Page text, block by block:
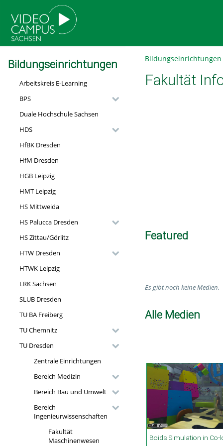
Bildungseinrichtungen
Arbeitskreis E-Learning
BPS
Duale Hochschule Sachsen
HDS
HfBK Dresden
HfM Dresden
HGB Leipzig
HMT Leipzig
HS Mittweida
HS Palucca Dresden
HS Zittau/Görlitz
HTW Dresden
HTWK Leipzig
LRK Sachsen
SLUB Dresden
TU BA Freiberg
TU Chemnitz
TU Dresden
Zentrale Einrichtungen
Bereich Medizin
Bereich Bau und Umwelt
Bereich
Ingenieurwissenschaften
Fakultät
Maschinenwesen
Bildungseinrichtungen
Fakultät
Featured
Es gibt noch keine Medien.
Alle Medien
00:43 duration
31:44 duration
05:11 duration
17:20 duration